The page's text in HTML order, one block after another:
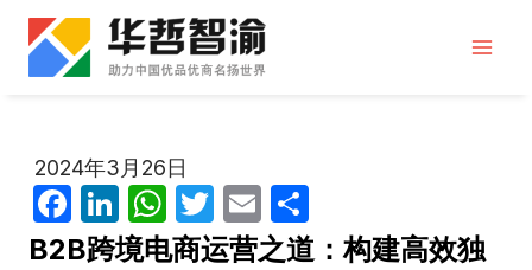
2024年3月26日
F
a
Li
n
W
h
T
w
E
m 享
B2B跨境电商运营之道：构建高效独